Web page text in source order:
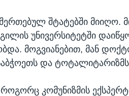
შტატებში მიიღო.
უნივერსიტეტში
მოგვიანებით, მან
და
კომუნიზმის